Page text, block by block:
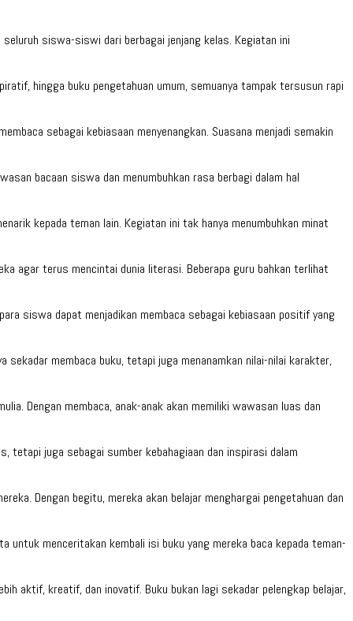
seluruh siswa-siswi dari berbagai jenjang kelas. Kegiatan ini
hingga buku pengetahuan umum, semuanya tampak tersusun rapi
sebagai kebiasaan menyenangkan. Suasana menjadi semakin
bacaan siswa dan menumbuhkan rasa berbagi dalam hal
kepada teman lain. Kegiatan ini tak hanya menumbuhkan minat
agar terus mencintai dunia literasi. Beberapa guru bahkan terlihat
siswa dapat menjadikan membaca sebagai kebiasaan positif yang
sekadar membaca buku, tetapi juga menanamkan nilai-nilai karakter,
Dengan membaca, anak-anak akan memiliki wawasan luas dan
tetapi juga sebagai sumber kebahagiaan dan inspirasi dalam
Dengan begitu, mereka akan belajar menghargai pengetahuan dan
untuk menceritakan kembali isi buku yang mereka baca kepada teman-
aktif, kreatif, dan inovatif. Buku bukan lagi sekadar pelengkap belajar,